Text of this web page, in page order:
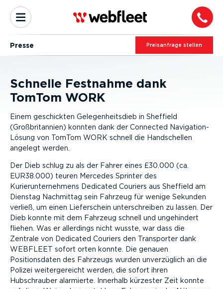
Presse Preis­an­frage stellen
Schnelle Festnahme dank
TomTom WORK
Einem geschickten Gelegenheitsdieb in Sheffield
(Großbritannien) konnten dank der Connected Navigation-
Lösung von TomTom WORK schnell die Handschellen
angelegt werden.
Der Dieb schlug zu als der Fahrer eines £30.000 (ca.
EUR38.000) teuren Mercedes Sprinter des
Kurierunternehmens Dedicated Couriers aus Sheffield am
Dienstag Nachmittag sein Fahrzeug für wenige Sekunden
verließ, um einen Lieferschein unterschreiben zu lassen. Der
Dieb konnte mit dem Fahrzeug schnell und ungehindert
fliehen. Was er allerdings nicht wusste, war dass die
Zentrale von Dedicated Couriers den Transporter dank
WEBFLEET sofort orten konnte. Die genauen
Positionsdaten des Fahrzeugs wurden unverzüglich an die
Polizei weitergereicht werden, die sofort ihren
Hubschrauber alarmierte. Innerhalb kürzester Zeit konnte